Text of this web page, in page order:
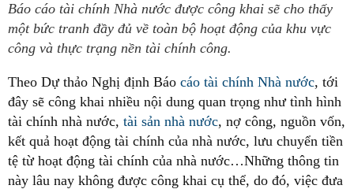
Báo cáo tài chính Nhà nước được công khai sẽ cho thấy
một bức tranh đầy đủ về toàn bộ hoạt động của khu vực
công và thực trạng nền tài chính công.
Theo Dự thảo Nghị định Báo cáo tài chính Nhà nước, tới
đây sẽ công khai nhiều nội dung quan trọng như tình hình
tài chính nhà nước, tài sản nhà nước, nợ công, nguồn vốn,
kết quả hoạt động tài chính của nhà nước, lưu chuyển tiền
tệ từ hoạt động tài chính của nhà nước…Những thông tin
này lâu nay không được công khai cụ thể, do đó, việc đưa